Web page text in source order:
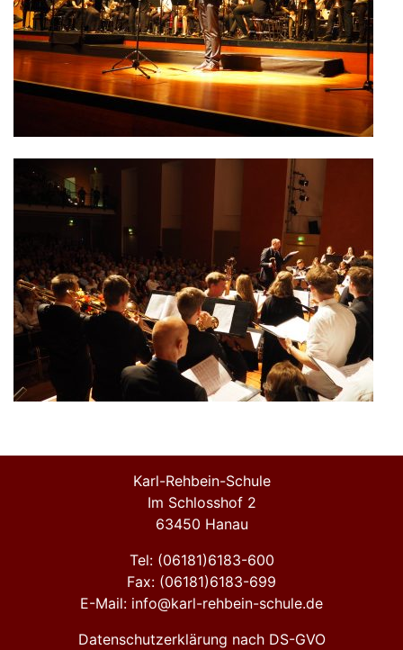
Karl-Rehbein-Schule
Im Schlosshof 2
63450 Hanau
Tel: (06181)6183-600
Fax: (06181)6183-699
E-Mail: info@karl-rehbein-schule.de
Datenschutzerklärung nach DS-GVO